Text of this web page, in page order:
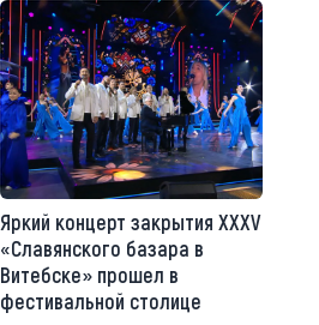
Яркий концерт закрытия XXXV
«Славянского базара в
Витебске» прошел в
фестивальной столице